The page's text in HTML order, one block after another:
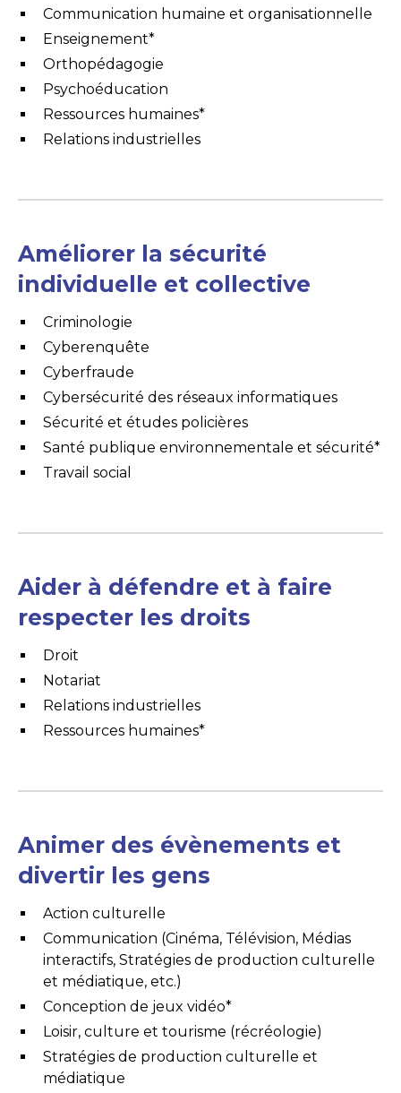
Communication humaine et organisationnelle
Enseignement*
Orthopédagogie
Psychoéducation
Ressources humaines*
Relations industrielles
Améliorer la sécurité
individuelle et collective
Criminologie
Cyberenquête
Cyberfraude
Cybersécurité des réseaux informatiques
Sécurité et études policières
Santé publique environnementale et sécurité*
Travail social
Aider à défendre et à faire
respecter les droits
Droit
Notariat
Relations industrielles
Ressources humaines*
Animer des évènements et
divertir les gens
Action culturelle
Communication (Cinéma, Télévision, Médias
interactifs, Stratégies de production culturelle
et médiatique, etc.)
Conception de jeux vidéo*
Loisir, culture et tourisme (récréologie)
Stratégies de production culturelle et
médiatique